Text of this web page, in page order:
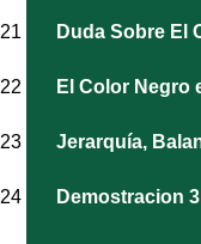
21 Duda Sobre El
22 El Color Negro
23 Jerarquía,
24 Demostracion